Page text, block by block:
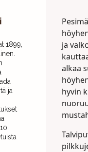
1899,
ja
ja
alkaa
hyvin